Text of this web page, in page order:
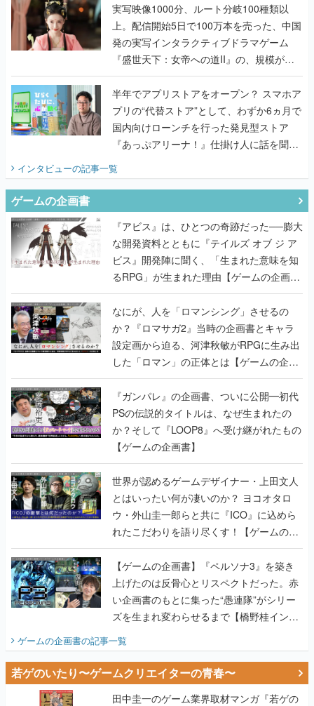
んだレジェンド2人に訊く開発秘話
実写映像1000分、ルート分岐100種類以
上。配信開始5日で100万本を売った、中国
発の実写インタラクティブドラマゲーム
『盛世天下：女帝への道II』の、規模が違
うこだわりをプロデューサーに聞いた
半年でアプリストアをオープン？ スマホア
プリの“代替ストア”として、わずか6ヵ月で
国内向けローンチを行った発見型ストア
『あっぷアリーナ！』仕掛け人に話を聞い
インタビューの記事一覧
ゲームの企画書
『アビス』は、ひとつの奇跡だった──膨大
な開発資料とともに『テイルズ オブ ジ ア
ビス』開発陣に聞く、「生まれた意味を知
るRPG」が生まれた理由【ゲームの企画
書】
なにが、人を「ロマンシング」させるの
か？『ロマサガ2』当時の企画書とキャラ
設定画から迫る、河津秋敏がRPGに生み出
した「ロマン」の正体とは【ゲームの企画
書】
『ガンパレ』の企画書、ついに公開━初代
PSの伝説的タイトルは、なぜ生まれたの
か？そして『LOOP8』へ受け継がれたもの
【ゲームの企画書】
世界が認めるゲームデザイナー・上田文人
とはいったい何が凄いのか？ ヨコオタロ
ウ・外山圭一郎らと共に『ICO』に込めら
れたこだわりを語り尽くす！【ゲームの企
画書】
【ゲームの企画書】『ペルソナ3』を築き
上げたのは反骨心とリスペクトだった。赤
い企画書のもとに集った“愚連隊”がシリー
ズを生まれ変わらせるまで【橋野桂インタ
ゲームの企画書の記事一覧
若ゲのいたり〜ゲームクリエイターの青春〜
田中圭一のゲーム業界取材マンガ『若ゲの